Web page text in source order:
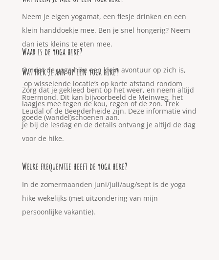
Neem je eigen yogamat, een flesje drinken en een
klein handdoekje mee. Ben je snel hongerig? Neem
dan iets kleins te eten mee.
Wat trek je aan op een yoga hike?
Zorg dat je gekleed bent op het weer, en neem altijd
laagjes mee tegen de kou, regen of de zon. Trek
goede (wandel)schoenen aan.
Waar is de yoga hike?
Omdat de yoga hike een klein avontuur op zich is,
op wisselende locatie’s op korte afstand rondom
Roermond. Dit kan bijvoorbeeld de Meinweg, het
Leudal of de Beegderheide zijn. Deze informatie vind
je bij de lesdag en de details ontvang je altijd de dag
voor de hike.
Welke frequentie heeft de yoga hike?
In de zomermaanden juni/juli/aug/sept is de yoga
hike wekelijks (met uitzondering van mijn
persoonlijke vakantie).